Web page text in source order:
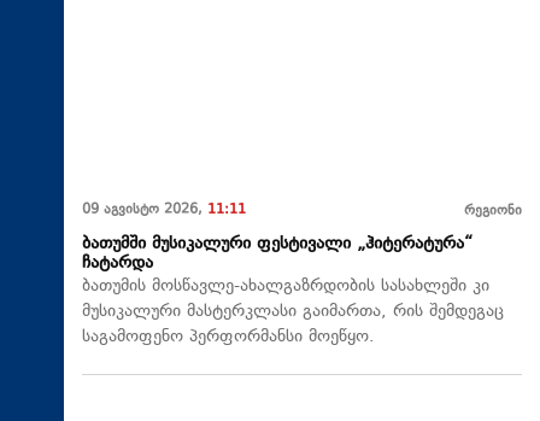
09 აგვისტო 2026, 11:11 რეგიონი
ბათუმში მუსიკალური ფესტივალი „ჰიტერატურა“
ჩატარდა
ბათუმის მოსწავლე-ახალგაზრდობის სასახლეში კი
მუსიკალური მასტერკლასი გაიმართა, რის შემდეგაც
საგამოფენო პერფორმანსი მოეწყო.